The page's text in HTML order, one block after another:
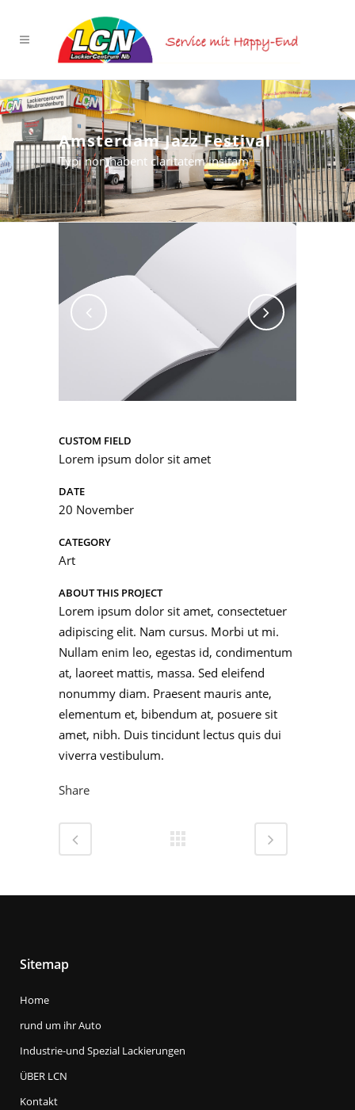
Amsterdam Jazz Festival
Typi non habent claritatem insitam
CUSTOM FIELD
Lorem ipsum dolor sit amet
DATE
20 November
CATEGORY
Art
ABOUT THIS PROJECT
Lorem ipsum dolor sit amet, consectetuer
adipiscing elit. Nam cursus. Morbi ut mi.
Nullam enim leo, egestas id, condimentum
at, laoreet mattis, massa. Sed eleifend
nonummy diam. Praesent mauris ante,
elementum et, bibendum at, posuere sit
amet, nibh. Duis tincidunt lectus quis dui
viverra vestibulum.
Share
Sitemap
Home
rund um ihr Auto
Industrie-und Spezial Lackierungen
ÜBER LCN
Kontakt